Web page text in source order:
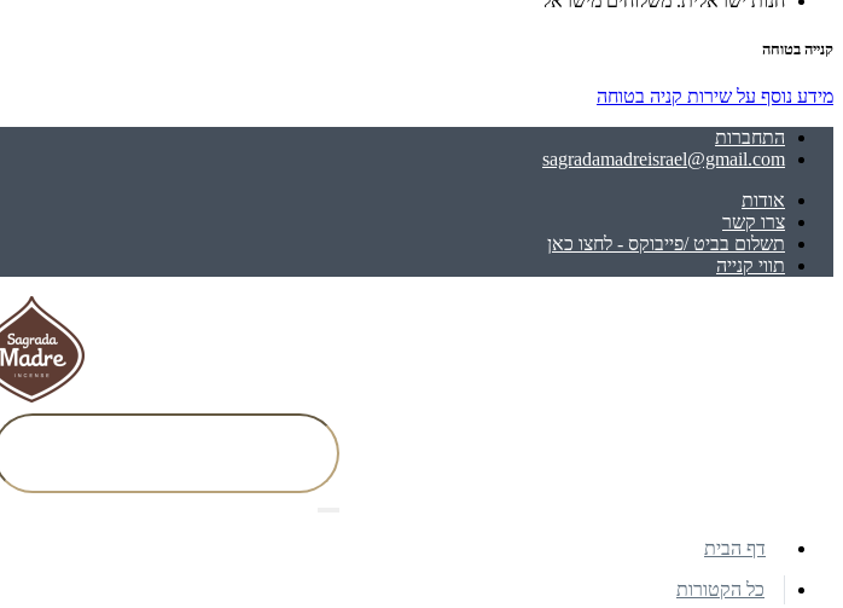
קנייה בטוחה
מידע נוסף על שירות קניה בטוחה
התחברות
sagradamadreisrael@gmail.com
אודות
צרו קשר
תשלום בביט /פייבוקס - לחצו כאן
תווי קנייה
דף הבית
כל הקטורות